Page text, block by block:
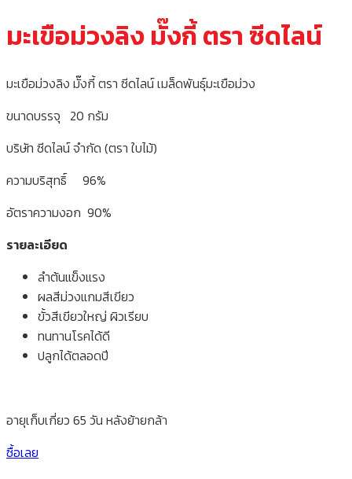
มะเขือม่วงลิง มั๊งกี้ ตรา ซีดไลน์
มะเขือม่วงลิง มั๊งกี้ ตรา ซีดไลน์ เมล็ดพันธุ์มะเขือม่วง
ขนาดบรรจุ 20 กรัม
บริษัท ซีดไลน์ จำกัด (ตรา ใบไม้)
ความบริสุทธิ์ 96%
อัตราความงอก 90%
รายละเอียด
ลำต้นแข็งแรง
ผลสีม่วงแกมสีเขียว
ขั้วสีเขียวใหญ่ ผิวเรียบ
ทนทานโรคได้ดี
ปลูกได้ตลอดปี
อายุเก็บเกี่ยว 65 วัน หลังย้ายกล้า
ซื้อเลย